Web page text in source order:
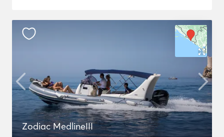
Zodiac MedlineIII